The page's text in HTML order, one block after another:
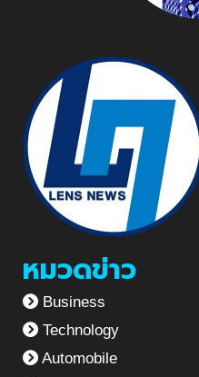
หมวดข่าว
Business
Technology
Automobile